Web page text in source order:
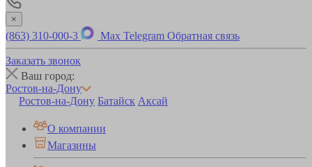
×
(863) 310-000-3 Max Telegram Обратная связь
Заказать звонок
Ваш город:
Ростов-на-Дону
Ростов-на-Дону Батайск Аксай
О компании
Магазины